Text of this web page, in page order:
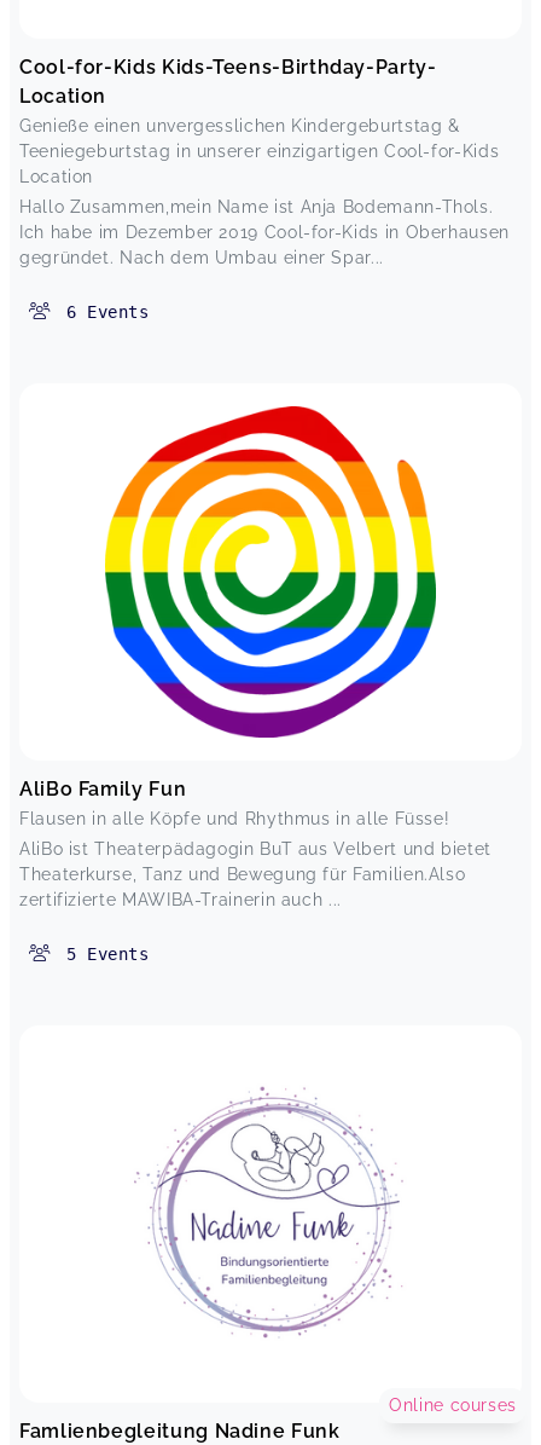
Cool-for-Kids Kids-Teens-Birthday-Party-
Location
Genieße einen unvergesslichen Kindergeburtstag &
Teeniegeburtstag in unserer einzigartigen Cool-for-Kids
Location
Hallo Zusammen,mein Name ist Anja Bodemann-Thols.
Ich habe im Dezember 2019 Cool-for-Kids in Oberhausen
gegründet. Nach dem Umbau einer Spar...
6 Events
AliBo Family Fun
Flausen in alle Köpfe und Rhythmus in alle Füsse!
AliBo ist Theaterpädagogin BuT aus Velbert und bietet
Theaterkurse, Tanz und Bewegung für Familien.Also
zertifizierte MAWIBA-Trainerin auch ...
5 Events
Famlienbegleitung Nadine Funk
Online courses